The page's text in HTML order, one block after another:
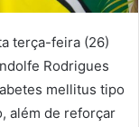
terça-feira (26)
Rodrigues
mellitus tipo
além de reforçar